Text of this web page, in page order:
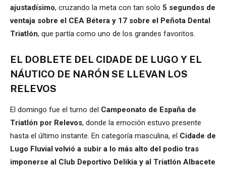
ajustadísimo, cruzando la meta con tan solo 5 segundos de
ventaja sobre el CEA Bétera y 17 sobre el Peñota Dental
Triatlón, que partía como uno de los grandes favoritos.
EL DOBLETE DEL CIDADE DE LUGO Y EL
NÁUTICO DE NARÓN SE LLEVAN LOS
RELEVOS
El domingo fue el turno del Campeonato de España de
Triatlón por Relevos, donde la emoción estuvo presente
hasta el último instante. En categoría masculina, el Cidade de
Lugo Fluvial volvió a subir a lo más alto del podio tras
imponerse al Club Deportivo Delikia y al Triatlón Albacete